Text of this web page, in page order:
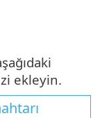
ekleyin.